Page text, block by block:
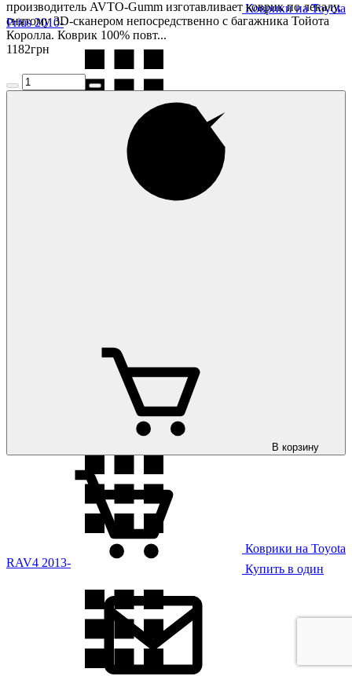
Коврики на Toyota
Prius 2010-
Коврики на Toyota
RAV4 2013-
производитель AVTO-Gumm изготавливает коврик по лекалу,
снятому 3D-сканером непосредственно с багажника Тойота
Королла. Коврик 100% повт...
1182грн
В корзину
Купить в один